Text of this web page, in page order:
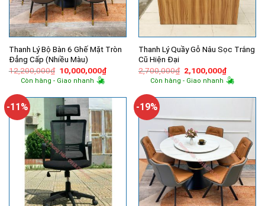
Thanh Lý Bộ Bàn 6 Ghế Mặt Tròn
Đẳng Cấp (Nhiều Màu)
12,200,000₫ Giá
gốc
là:
10,000,000₫Giá
hiện
10,000,000₫.
Còn hàng - Giao nhanh
Thanh Lý Quầy Gỗ Nâu Sọc Trắng
Cũ Hiện Đại
2,700,000₫ Giá
gốc
là:
2,100,000₫Giá
hiện
tại
Còn hàng - Giao nhanh
-11% -19%